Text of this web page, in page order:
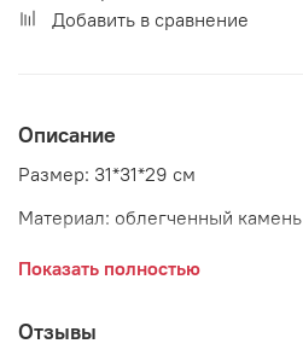
Добавить в сравнение
Описание
Размер: 31*31*29 см
Материал: облегченный камень
Цвет: песочный
Показать полностью
Отзывы